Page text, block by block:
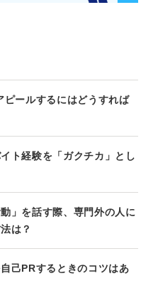
ピールするにはどうすれば
ト経験を「ガクチカ」とし
」を話す際、専門外の人に
は？
己PRするときのコツはあ